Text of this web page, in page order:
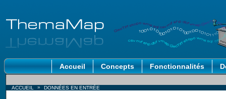
Accueil Concepts Fonctionnalités
ACCUEIL » DONNÉES EN ENTRÉE